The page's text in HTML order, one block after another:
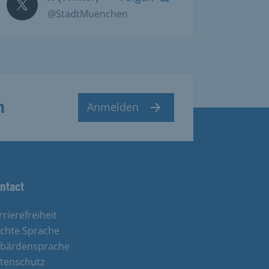
@StadtMuenchen
Anmelden
Sprache